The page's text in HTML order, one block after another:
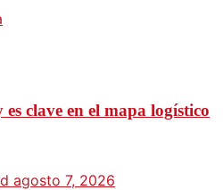
clave en el mapa logístico
agosto 7, 2026